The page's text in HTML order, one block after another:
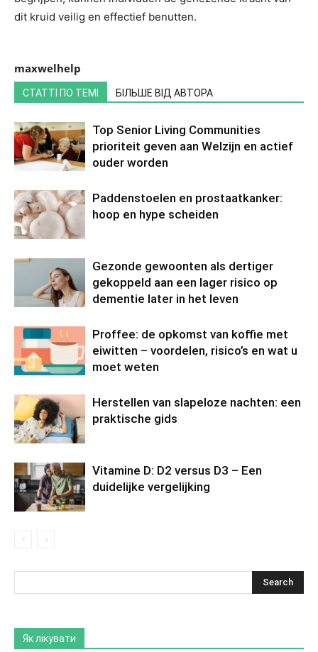
dit kruid veilig en effectief benutten.
maxwelhelp
СТАТТІ ПО ТЕМІ БІЛЬШЕ ВІД АВТОРА
Top Senior Living Communities
prioriteit geven aan Welzijn en actief
ouder worden
Paddenstoelen en prostaatkanker:
hoop en hype scheiden
Gezonde gewoonten als dertiger
gekoppeld aan een lager risico op
dementie later in het leven
Proffee: de opkomst van koffie met
eiwitten – voordelen, risico’s en wat u
moet weten
Herstellen van slapeloze nachten: een
praktische gids
Vitamine D: D2 versus D3 – Een
duidelijke vergelijking
Як лікувати